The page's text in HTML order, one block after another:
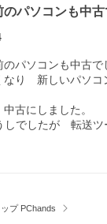
のパソコンも中古で
なり　新しいパソコ
古にしました。
しでしたが　転送
プ PChands